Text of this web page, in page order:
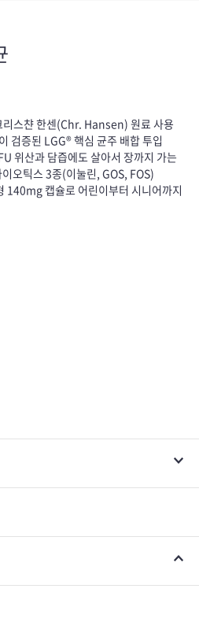
리스챤 한센(Chr. Hansen) 원료 사용
검증된 LGG® 핵심 균주 배합 투입
위산과 담즙에도 살아서 장까지 가는
오틱스 3종(이눌린, GOS, FOS)
140mg 캡슐로 어린이부터 시니어까지